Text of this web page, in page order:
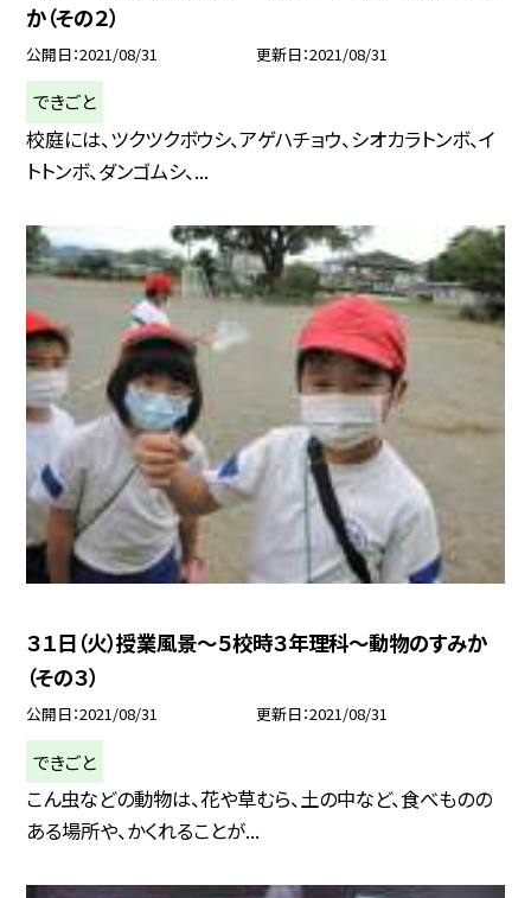
か（その２）
公開日 2021/08/31 更新日 2021/08/31
できごと
校庭には、ツクツクボウシ、アゲハチョウ、シオカラトンボ、イ
トトンボ、ダンゴムシ、...
３１日（火）授業風景〜５校時３年理科〜動物のすみか
（その３）
公開日 2021/08/31 更新日 2021/08/31
できごと
こん虫などの動物は、花や草むら、土の中など、食べものの
ある場所や、かくれることが...